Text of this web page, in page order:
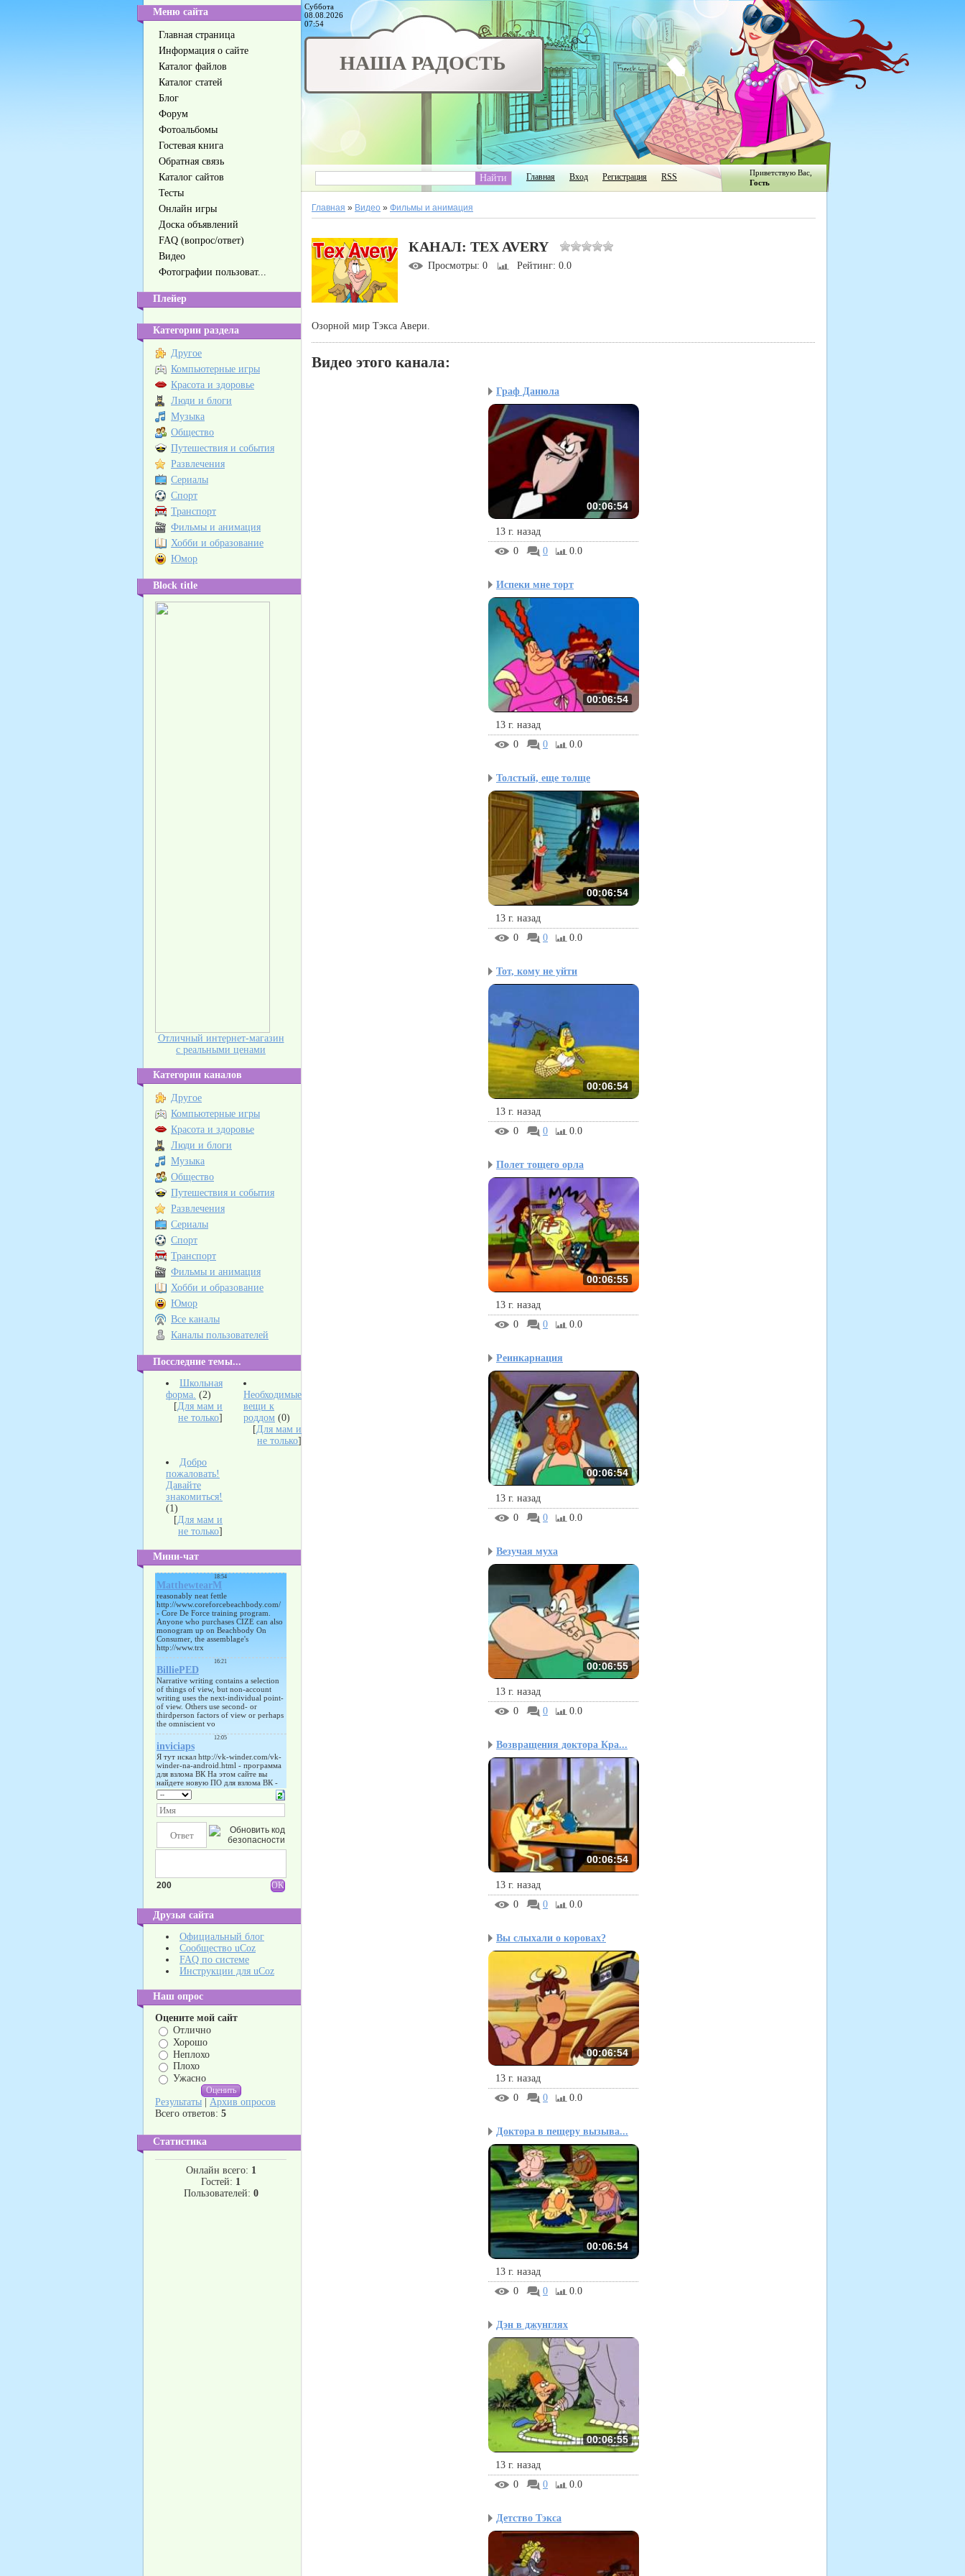
Меню сайта
Главная страница
Информация о сайте
Каталог файлов
Каталог статей
Блог
Форум
Фотоальбомы
Гостевая книга
Обратная связь
Каталог сайтов
Тесты
Онлайн игры
Доска объявлений
FAQ (вопрос/ответ)
Видео
Фотографии пользоват...
Плейер
Категории раздела
Другое
Компьютерные игры
Красота и здоровье
Люди и блоги
Музыка
Общество
Путешествия и события
Развлечения
Сериалы
Спорт
Транспорт
Фильмы и анимация
Хобби и образование
Юмор
Block title
Отличный интернет-магазин
с реальными ценами
Категории каналов
Другое
Компьютерные игры
Красота и здоровье
Люди и блоги
Музыка
Общество
Путешествия и события
Развлечения
Сериалы
Спорт
Транспорт
Фильмы и анимация
Хобби и образование
Юмор
Все каналы
Каналы пользователей
Посследние темы...
Школьная
форма. (2)
[Для мам и
не только]
Необходимые
вещи к
роддом (0)
[Для мам и
не только]
Добро
пожаловать!
Давайте
знакомиться!
(1)
[Для мам и
не только]
Мини-чат
200
Друзья сайта
Официальный блог
Сообщество uCoz
FAQ по системе
Инструкции для uCoz
Наш опрос
Оцените мой сайт
Отлично
Хорошо
Неплохо
Плохо
Ужасно
Результаты
Архив опросов
Всего ответов: 5
Статистика
Онлайн всего: 1
Гостей: 1
Пользователей: 0
Суббота
08.08.2026
07:54
НАША РАДОСТЬ
Главная Вход Регистрация RSS Приветствую Вас,
Гость
Главная » Видео » Фильмы и анимация
КАНАЛ: TEX AVERY
Просмотры: 0 Рейтинг: 0.0
Озорной мир Тэкса Авери.
Видео этого канала:
Граф Данюла
00:06:54
13 г. назад
0
0 0.0
Испеки мне торт
00:06:54
13 г. назад
0
0 0.0
Толстый, еще толще
00:06:54
13 г. назад
0
0 0.0
Тот, кому не уйти
00:06:54
13 г. назад
0
0 0.0
Полет тощего орла
00:06:55
13 г. назад
0
0 0.0
Реинкарнация
00:06:54
13 г. назад
0
0 0.0
Везучая муха
00:06:55
13 г. назад
0
0 0.0
Возвращения доктора Кра...
00:06:54
13 г. назад
0
0 0.0
Вы слыхали о коровах?
00:06:54
13 г. назад
0
0 0.0
Доктора в пещеру вызыва...
00:06:54
13 г. назад
0
0 0.0
Дэн в джунглях
00:06:55
13 г. назад
0
0 0.0
Детство Тэкса